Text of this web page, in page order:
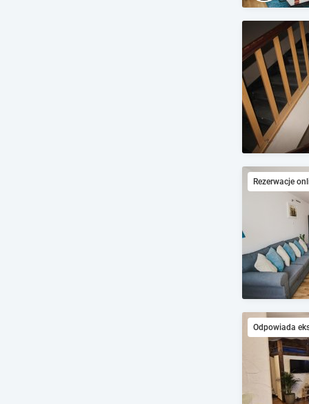
Rezerwacje
Odpowiada